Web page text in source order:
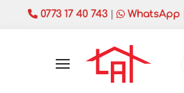
0773 17 40 743 WhatsApp